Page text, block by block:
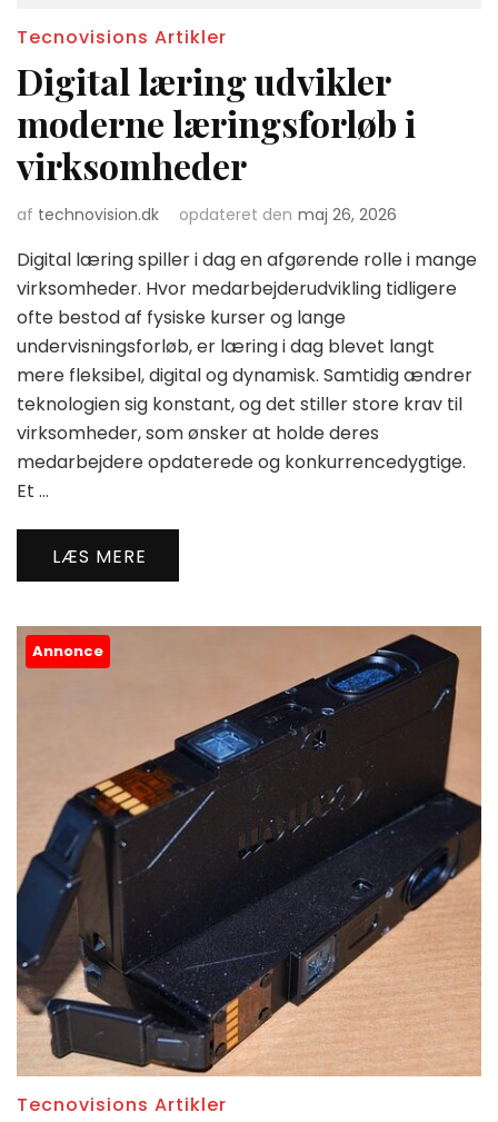
Tecnovisions Artikler
Digital læring udvikler
moderne læringsforløb i
virksomheder
af technovision.dk opdateret den maj 26, 2026
Digital læring spiller i dag en afgørende rolle i mange
virksomheder. Hvor medarbejderudvikling tidligere
ofte bestod af fysiske kurser og lange
undervisningsforløb, er læring i dag blevet langt
mere fleksibel, digital og dynamisk. Samtidig ændrer
teknologien sig konstant, og det stiller store krav til
virksomheder, som ønsker at holde deres
medarbejdere opdaterede og konkurrencedygtige.
Et …
LÆS MERE
Annonce
Tecnovisions Artikler